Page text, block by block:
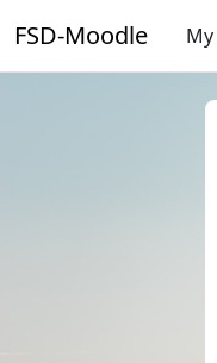
FSD-Moodle